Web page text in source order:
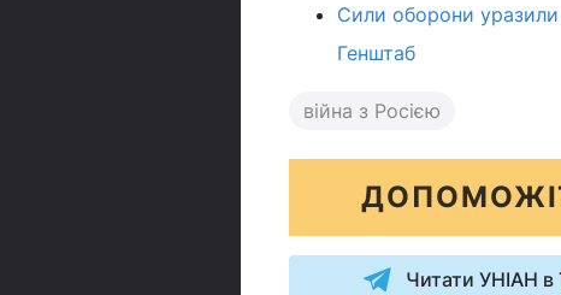
Сили оборони
Генштаб
війна з Росією
Читати УНІАН в